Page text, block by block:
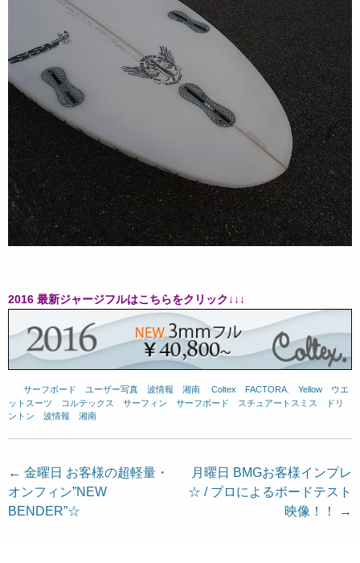
2016 最新ジャージフルはこちらをクリック↓↓↓
サーフボード ユーザー写真 波情報 湘南 Coltex FACTORA. Yellow
ウエ
ットスーツ
コルテックス サーフィン サーフボード スチュアートスミス
ドリ
ントン
波情報 湘南
投
稿
ナ
← 金曜日 お客様の超軽量・
オンフィン”NEW
BENDER”☆
月曜日 BMGお客様インプレ
☆ / プロによるボードテスト
映像！！
→